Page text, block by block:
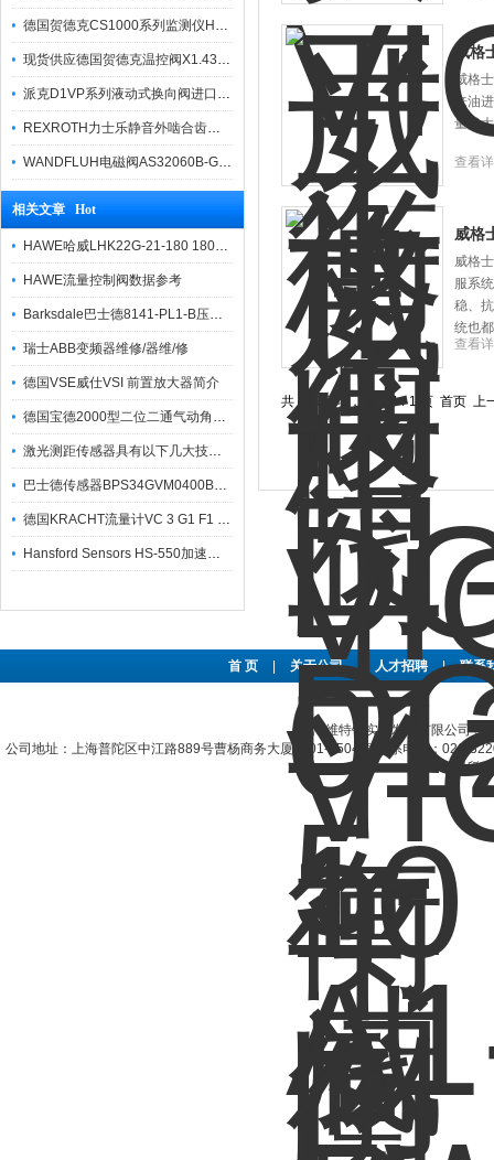
德国贺德克CS1000系列监测仪HYDAC
现货供应德国贺德克温控阀X1.437.25.100
派克D1VP系列液动式换向阀进口产品报价
REXROTH力士乐静音外啮合齿轮泵AZPT现货
WANDFLUH电磁阀AS32060B-G24授权代理商
相关文章 Hot
HAWE哈威LHK22G-21-180 180平衡阀介绍
HAWE流量控制阀数据参考
Barksdale巴士德8141-PL1-B压力开关技术参数
瑞士ABB变频器维修/器维/修
德国VSE威仕VSI 前置放大器简介
德国宝德2000型二位二通气动角座阀技术参数
激光测距传感器具有以下几大技术特点
巴士德传感器BPS34GVM0400B参数
德国KRACHT流量计VC 3 G1 F1 P2 SM结构特征及型号代码介绍
Hansford Sensors HS-550加速度传感器采矿行业
威
威格
来油
量越
查看
威格
威格
服系
稳、
统也
查看
共 4 条记录，当前 1 / 1 页 首页
首 页 关于公司 | 人才招聘 | 联系
上海维特锐实业发展有限公司专
公司地址：上海普陀区中江路889号曹杨商务大厦1501-1504室 联系电话：021-
权所